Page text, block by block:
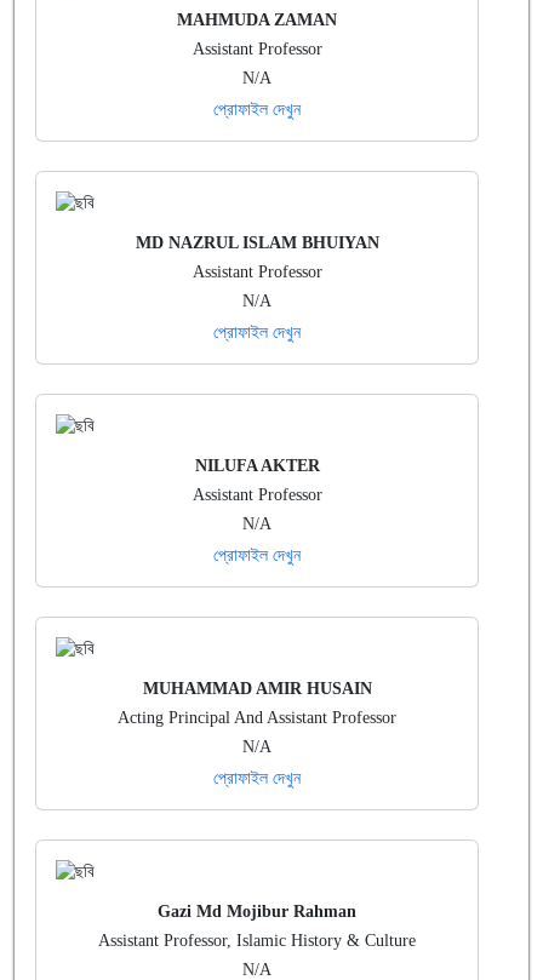
MAHMUDA ZAMAN
Assistant Professor
N/A
প্রোফাইল দেখুন
MD NAZRUL ISLAM BHUIYAN
Assistant Professor
N/A
প্রোফাইল দেখুন
NILUFA AKTER
Assistant Professor
N/A
প্রোফাইল দেখুন
MUHAMMAD AMIR HUSAIN
Acting Principal And Assistant Professor
N/A
প্রোফাইল দেখুন
Gazi Md Mojibur Rahman
Assistant Professor, Islamic History & Culture
N/A